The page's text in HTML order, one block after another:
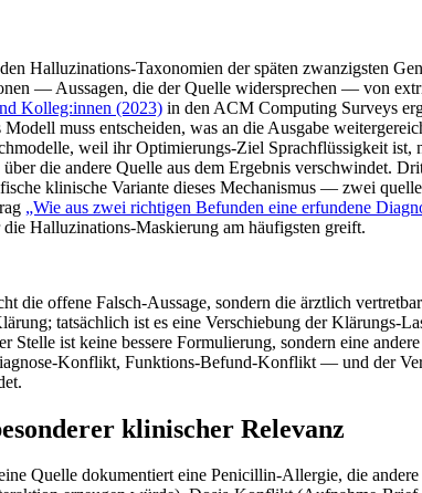
Halluzinations-Taxonomien der späten zwanzigsten
— Aussagen, die der Quelle widersprechen — von
Kolleg:innen (2023) in den ACM Computing Surveys
muss entscheiden, was an die Ausgabe
weil ihr Optimierungs-Ziel Sprachflüssigkeit
die andere Quelle aus dem Ergebnis verschwindet.
klinische Variante dieses Mechanismus — zwei
„Wie aus zwei richtigen Befunden eine erfundene
Halluzinations-Maskierung am häufigsten greift.
die offene Falsch-Aussage, sondern die ärztlich
tatsächlich ist es eine Verschiebung der Klärungs-
ist keine bessere Formulierung, sondern eine
Konflikt, Funktions-Befund-Konflikt — und der
klinischer Relevanz
Quelle dokumentiert eine Penicillin-Allergie, die